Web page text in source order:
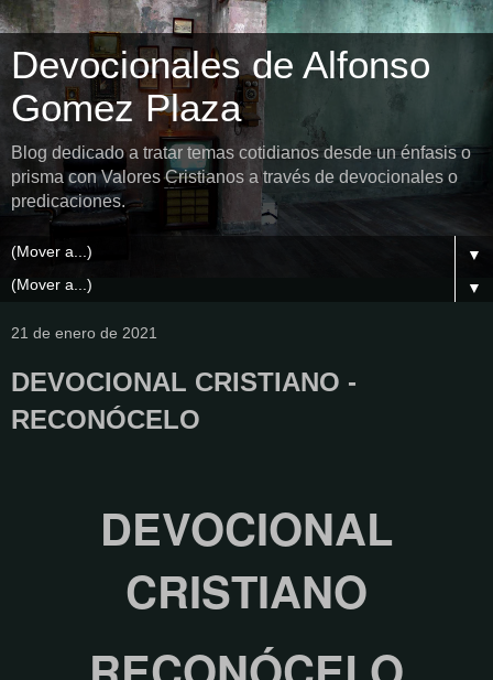
Devocionales de Alfonso
Gomez Plaza
Blog dedicado a tratar temas cotidianos desde un énfasis o
prisma con Valores Cristianos a través de devocionales o
predicaciones.
▼
▼
21 de enero de 2021
DEVOCIONAL CRISTIANO -
RECONÓCELO
DEVOCIONAL
CRISTIANO